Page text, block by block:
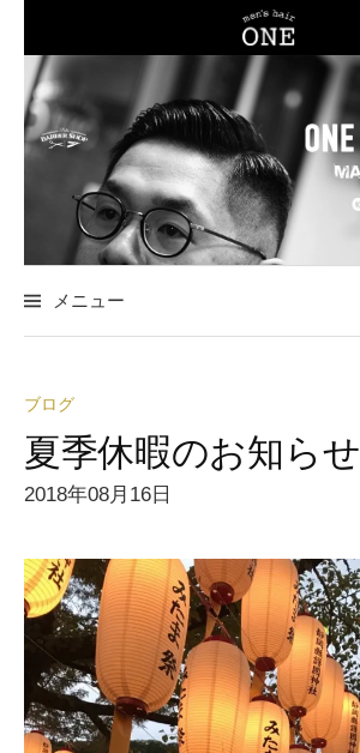
テ
ン
ツ
プ
メニュー
ブログ
夏季休暇のお知らせ
2018年08月16日